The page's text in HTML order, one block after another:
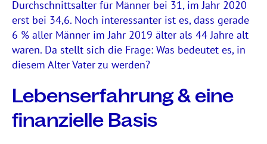
Durchschnittsalter für Männer bei 31, im Jahr 2020
erst bei 34,6. Noch interessanter ist es, dass gerade
6 % aller Männer im Jahr 2019 älter als 44 Jahre alt
waren. Da stellt sich die Frage: Was bedeutet es, in
diesem Alter Vater zu werden?
Lebenserfahrung & eine
finanzielle Basis